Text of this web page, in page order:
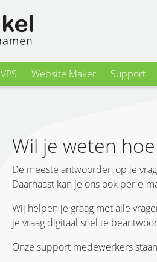
VPS Website Maker Support
Wil je weten
De meeste antwoorden op je
Daarnaast kan je ons ook per e-
Wij helpen je graag met alle
je vraag digitaal snel te
Onze support medewerkers